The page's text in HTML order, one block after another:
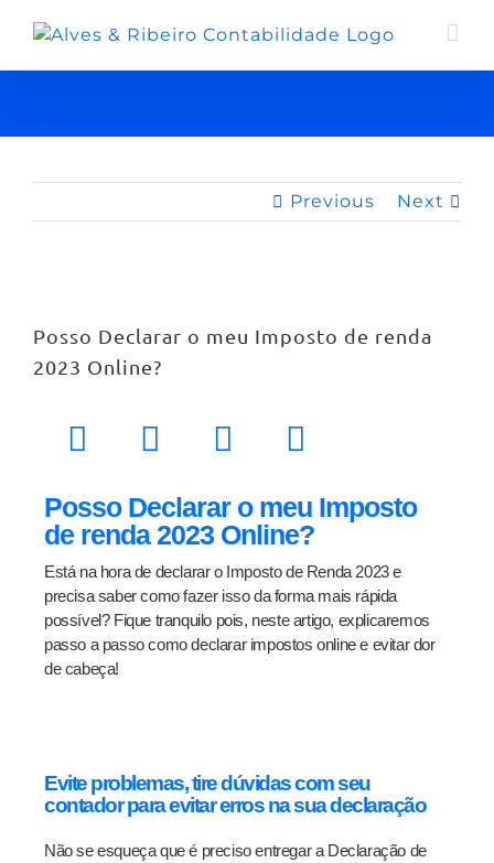
Previous Next
Posso Declarar o meu Imposto de renda
2023 Online?
Posso Declarar o meu Imposto
de renda 2023 Online?
Está na hora de declarar o Imposto de Renda 2023 e
precisa saber como fazer isso da forma mais rápida
possível? Fique tranquilo pois, neste artigo, explicaremos
passo a passo como declarar impostos online e evitar dor
de cabeça!
Evite problemas, tire dúvidas com seu
contador para evitar erros na sua declaração
Não se esqueça que é preciso entregar a Declaração de